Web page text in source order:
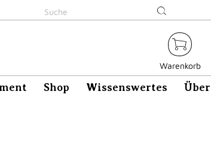
maia
Warenkorb
Shop Wissenswertes